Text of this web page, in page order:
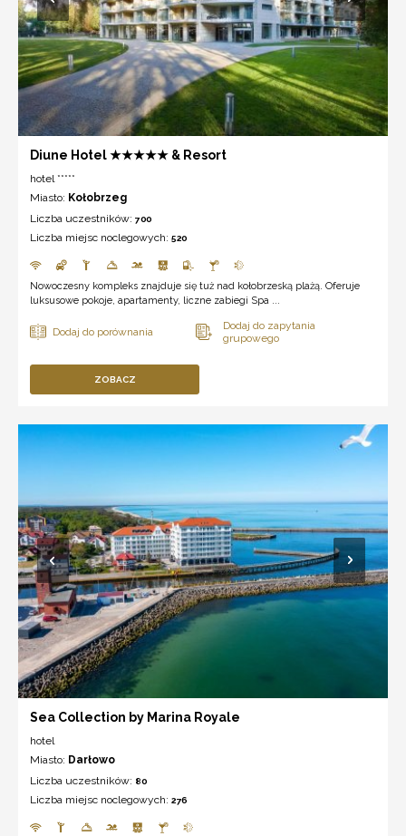
Diune Hotel ★★★★★ & Resort
hotel *****
Miasto: Kołobrzeg
Liczba uczestników: 700
Liczba miejsc noclegowych: 520
Nowoczesny kompleks znajduje się tuż nad kołobrzeską plażą. Oferuje
luksusowe pokoje, apartamenty, liczne zabiegi Spa ...
ZOBACZ
Sea Collection by Marina Royale
hotel
Miasto: Darłowo
Liczba uczestników: 80
Liczba miejsc noclegowych: 276